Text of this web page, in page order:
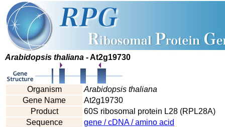
Arabidopsis thaliana - At2g19730
Organism
Arabidopsis thaliana
Gene Name
At2g19730
Product
60S ribosomal protein L28 (RPL28A)
Sequence
gene / cDNA / amino acid